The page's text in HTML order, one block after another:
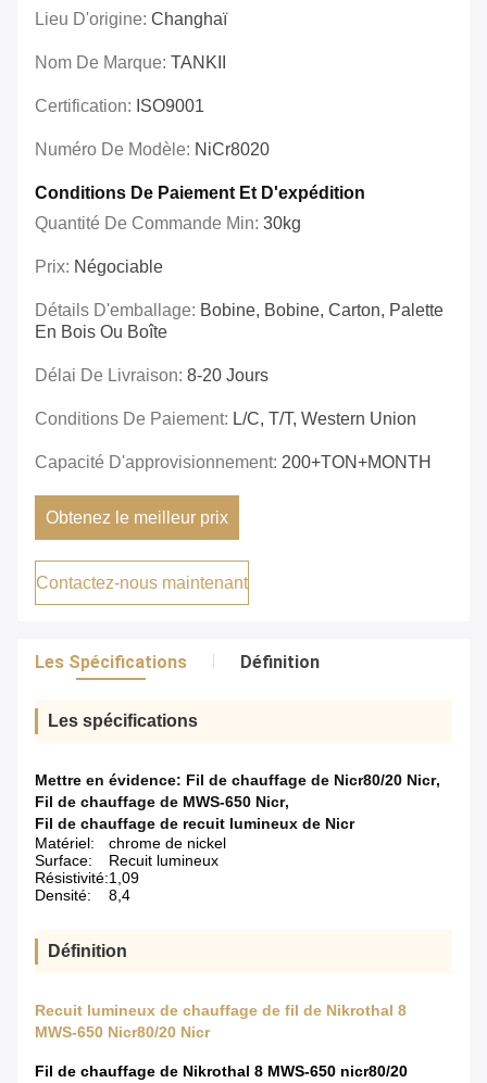
Lieu D'origine: Changhaï
Nom De Marque: TANKII
Certification: ISO9001
Numéro De Modèle: NiCr8020
Conditions De Paiement Et D'expédition
Quantité De Commande Min: 30kg
Prix: Négociable
Détails D'emballage: Bobine, Bobine, Carton, Palette
En Bois Ou Boîte
Délai De Livraison: 8-20 Jours
Conditions De Paiement: L/C, T/T, Western Union
Capacité D'approvisionnement: 200+TON+MONTH
Obtenez le meilleur prix
Contactez-nous maintenant
Les Spécifications Définition
Les spécifications
Mettre en évidence: Fil de chauffage de Nicr80/20 Nicr,
Fil de chauffage de MWS-650 Nicr,
Fil de chauffage de recuit lumineux de Nicr
Matériel:
chrome de nickel
Surface:
Recuit lumineux
Résistivité:1,09
Densité:
8,4
Définition
Recuit lumineux de chauffage de fil de Nikrothal 8
MWS-650 Nicr80/20 Nicr
Fil de chauffage de Nikrothal 8 MWS-650 nicr80/20